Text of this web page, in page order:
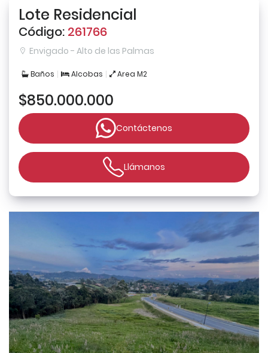
Lote Residencial
Código: 261766
Envigado - Alto de las Palmas
Baños Alcobas Area M2
$850.000.000
Contáctenos
Llámanos